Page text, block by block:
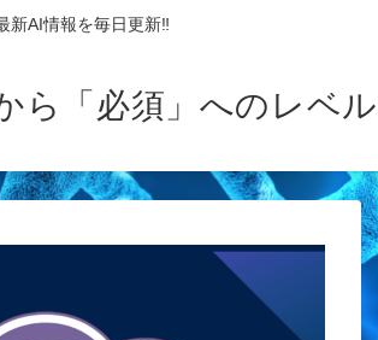
新AI情報を毎日更新‼
ら「必須」へのレベル